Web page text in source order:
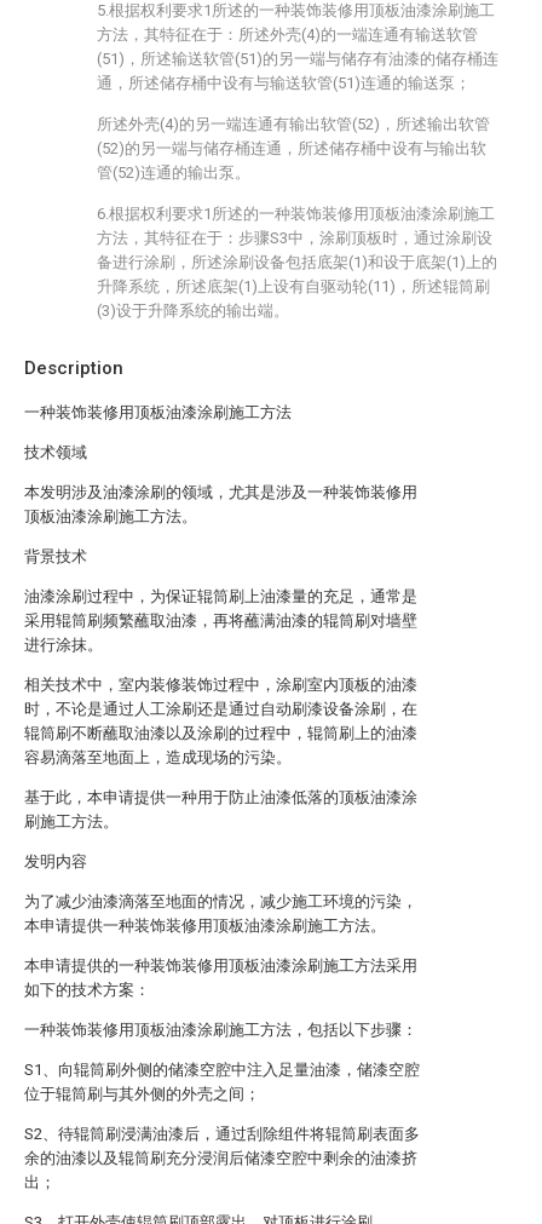
Description
一种装饰装修用顶板油漆涂刷施工方法
技术领域
本发明涉及油漆涂刷的领域，尤其是涉及一种装饰装修用
顶板油漆涂刷施工方法。
背景技术
油漆涂刷过程中，为保证辊筒刷上油漆量的充足，通常是
采用辊筒刷频繁蘸取油漆，再将蘸满油漆的辊筒刷对墙壁
进行涂抹。
相关技术中，室内装修装饰过程中，涂刷室内顶板的油漆
时，不论是通过人工涂刷还是通过自动刷漆设备涂刷，在
辊筒刷不断蘸取油漆以及涂刷的过程中，辊筒刷上的油漆
容易滴落至地面上，造成现场的污染。
基于此，本申请提供一种用于防止油漆低落的顶板油漆涂
刷施工方法。
发明内容
为了减少油漆滴落至地面的情况，减少施工环境的污染，
本申请提供一种装饰装修用顶板油漆涂刷施工方法。
本申请提供的一种装饰装修用顶板油漆涂刷施工方法采用
如下的技术方案：
一种装饰装修用顶板油漆涂刷施工方法，包括以下步骤：
S1、向辊筒刷外侧的储漆空腔中注入足量油漆，储漆空腔
位于辊筒刷与其外侧的外壳之间；
S2、待辊筒刷浸满油漆后，通过刮除组件将辊筒刷表面多
余的油漆以及辊筒刷充分浸润后储漆空腔中剩余的油漆挤
出；
5.根据权利要求1所述的一种装饰装修用顶板油漆涂刷施工
方法，其特征在于：所述外壳(4)的一端连通有输送软管
(51)，所述输送软管(51)的另一端与储存有油漆的储存桶连
通，所述储存桶中设有与输送软管(51)连通的输送泵；
所述外壳(4)的另一端连通有输出软管(52)，所述输出软管
(52)的另一端与储存桶连通，所述储存桶中设有与输出软
管(52)连通的输出泵。
6.根据权利要求1所述的一种装饰装修用顶板油漆涂刷施工
方法，其特征在于：步骤S3中，涂刷顶板时，通过涂刷设
备进行涂刷，所述涂刷设备包括底架(1)和设于底架(1)上的
升降系统，所述底架(1)上设有自驱动轮(11)，所述辊筒刷
(3)设于升降系统的输出端。